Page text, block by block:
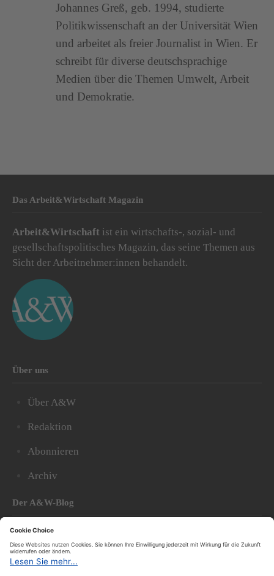
Johannes Greß, geb. 1994, studierte
Politikwissenschaft an der Universität Wien
und arbeitet als freier Journalist in Wien. Er
schreibt für diverse deutschsprachige
Medien über die Themen Umwelt, Arbeit
und Demokratie.
Das Arbeit&Wirtschaft Magazin
Arbeit&Wirtschaft ist ein wirtschafts-, sozial- und
gesellschaftspolitisches Magazin, das seine Themen aus
Sicht der Arbeitnehmer:innen behandelt.
Über uns
Über A&W
Redaktion
Abonnieren
Archiv
Der A&W-Blog
DerA&W-Blog
hat sich in den vergangenen Jahren zu einem der
bedeutendsten politischen Blogs in Österreich